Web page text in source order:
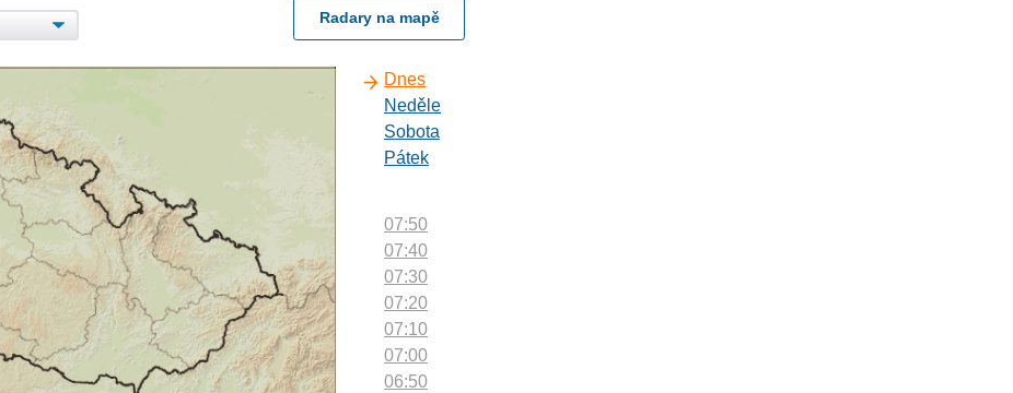
Radary na mapě
Dnes
Neděle
Sobota
Pátek
07:50
07:40
07:30
07:20
07:10
07:00
06:50